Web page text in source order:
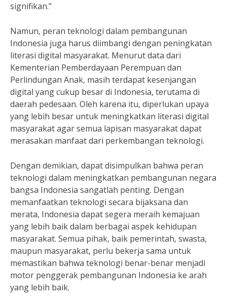
signifikan.”
Namun, peran teknologi dalam pembangunan
Indonesia juga harus diimbangi dengan peningkatan
literasi digital masyarakat. Menurut data dari
Kementerian Pemberdayaan Perempuan dan
Perlindungan Anak, masih terdapat kesenjangan
digital yang cukup besar di Indonesia, terutama di
daerah pedesaan. Oleh karena itu, diperlukan upaya
yang lebih besar untuk meningkatkan literasi digital
masyarakat agar semua lapisan masyarakat dapat
merasakan manfaat dari perkembangan teknologi.
Dengan demikian, dapat disimpulkan bahwa peran
teknologi dalam meningkatkan pembangunan negara
bangsa Indonesia sangatlah penting. Dengan
memanfaatkan teknologi secara bijaksana dan
merata, Indonesia dapat segera meraih kemajuan
yang lebih baik dalam berbagai aspek kehidupan
masyarakat. Semua pihak, baik pemerintah, swasta,
maupun masyarakat, perlu bekerja sama untuk
memastikan bahwa teknologi benar-benar menjadi
motor penggerak pembangunan Indonesia ke arah
yang lebih baik.